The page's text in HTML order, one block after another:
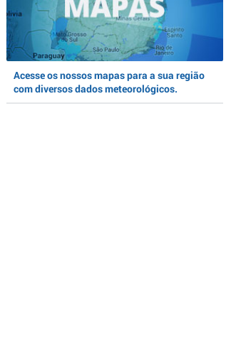
Acesse os nossos mapas para a sua região
com diversos dados meteorológicos.